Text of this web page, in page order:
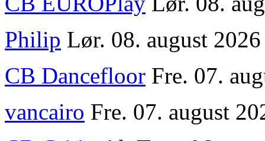
Philip Lør. 08. august
CB Dancefloor Fre. 07.
vancairo Fre. 07. august